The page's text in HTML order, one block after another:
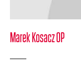
Marek Kosacz OP